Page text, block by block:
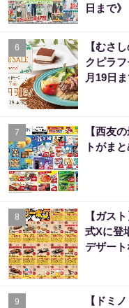
日まで》
6
【むさ
クピラ
月19日ま
7
【西友
トがま
8
【ガス
式Xに登
デザート
9
【ドミ